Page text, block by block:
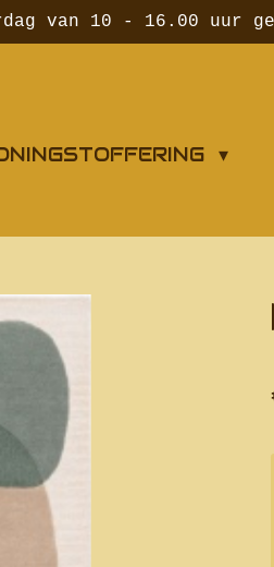
van 10 - 16.00 uur